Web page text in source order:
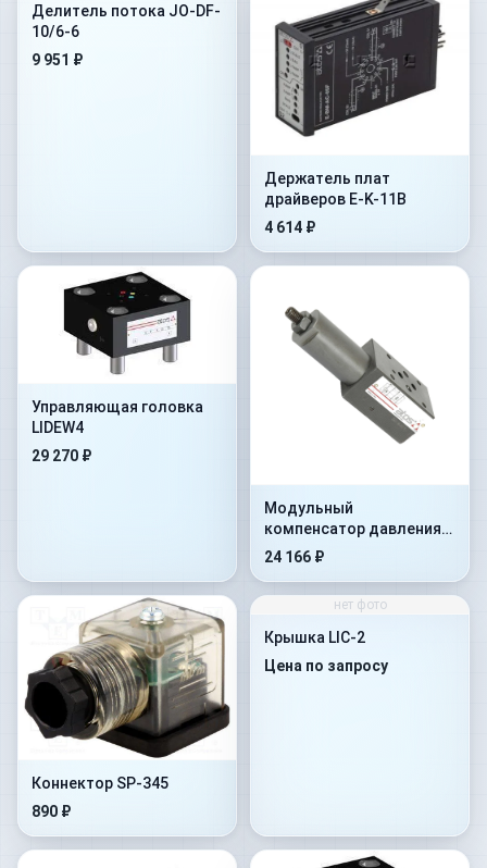
Делитель потока JO-DF-
10/6-6
9 951 ₽
Держатель плат
драйверов E-K-11B
4 614 ₽
Управляющая головка
LIDEW4
29 270 ₽
Модульный
компенсатор давления
HC-011/30
24 166 ₽
Коннектор SP-345
890 ₽
нет фото
Крышка LIC-2
Цена по запросу